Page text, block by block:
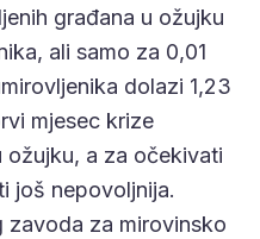
građana u ožujku
ali samo za 0,01
dolazi 1,23
mjesec krize
ožujku, a za očekivati
još nepovoljnija.
zavoda za mirovinsko